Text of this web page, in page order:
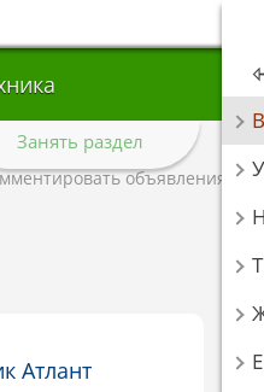
Занять раздел
объявления,
Атлант